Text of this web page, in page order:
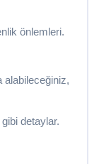
önlemleri.
alabileceğiniz,
detaylar.